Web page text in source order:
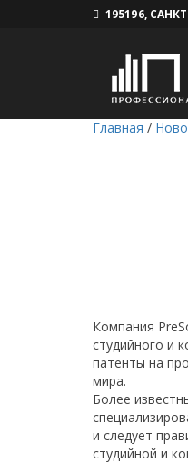
195196,
Главная /
Компания
студийного и
патенты на
мира.
Более
и следует
студийной и